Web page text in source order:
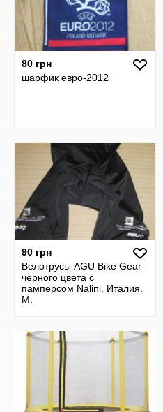
80 грн
шарфик евро-2012
90 грн
Велотрусы AGU Bike Gear
черного цвета с
памперсом Nalini. Италия.
M.